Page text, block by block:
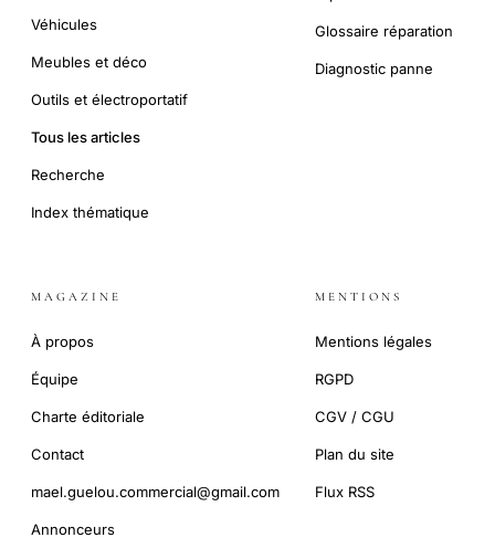
Véhicules
Meubles et déco
Outils et électroportatif
Tous les articles
Recherche
Index thématique
Glossaire réparation
Diagnostic panne
MAGAZINE
À propos
Équipe
Charte éditoriale
Contact
mael.guelou.commercial@gmail.com
Annonceurs
MENTIONS
Mentions légales
RGPD
CGV / CGU
Plan du site
Flux RSS